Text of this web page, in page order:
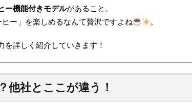
ー機能付きモデルがあること。
ー」を楽しめるなんて贅沢ですよね
。
詳しく紹介していきます！
他社とここが違う！